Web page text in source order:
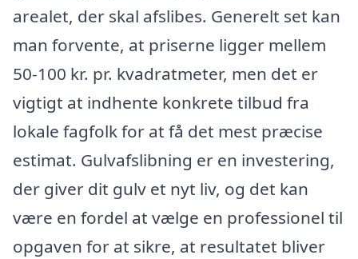
arealet, der skal afslibes. Generelt set kan
man forvente, at priserne ligger mellem
50-100 kr. pr. kvadratmeter, men det er
vigtigt at indhente konkrete tilbud fra
lokale fagfolk for at få det mest præcise
estimat. Gulvafslibning er en investering,
der giver dit gulv et nyt liv, og det kan
være en fordel at vælge en professionel til
opgaven for at sikre, at resultatet bliver